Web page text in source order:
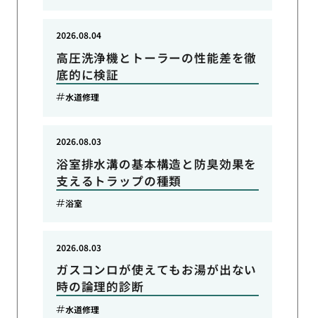
高圧洗浄機とトーラーの性能差を徹
底的に検証
2026.08.04
水道修理
浴室排水溝の基本構造と防臭効果を
支えるトラップの種類
2026.08.03
浴室
ガスコンロが使えてもお湯が出ない
時の論理的診断
2026.08.03
水道修理